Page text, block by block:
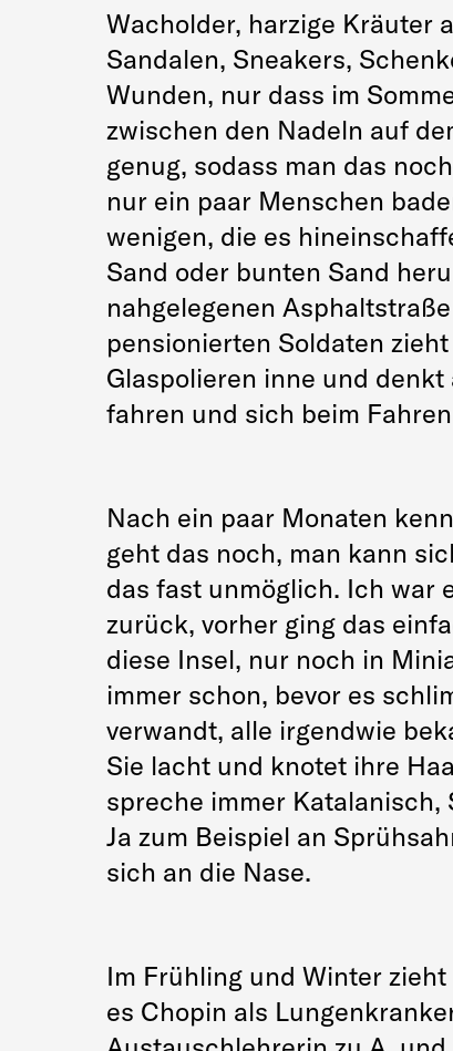
Wacholder, harzige Kräuter
Sandalen, Sneakers,
Wunden, nur dass im
zwischen den Nadeln auf
genug, sodass man das
nur ein paar Menschen
wenigen, die es
Sand oder bunten Sand
nahgelegenen
pensionierten Soldaten
Glaspolieren inne und
fahren und sich beim
Nach ein paar Monaten
geht das noch, man kann
das fast unmöglich. Ich war
zurück, vorher ging das
diese Insel, nur noch in
immer schon, bevor es
verwandt, alle irgendwie
Sie lacht und knotet ihre
spreche immer
Ja zum Beispiel an
sich an die Nase.
Im Frühling und Winter
es Chopin als